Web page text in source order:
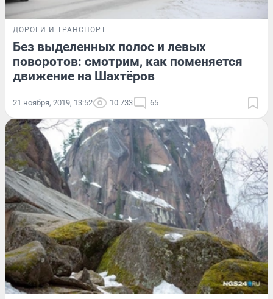
ДОРОГИ И ТРАНСПОРТ
Без выделенных полос и левых
поворотов: смотрим, как поменяется
движение на Шахтёров
21 ноября, 2019, 13:52 10 733 65